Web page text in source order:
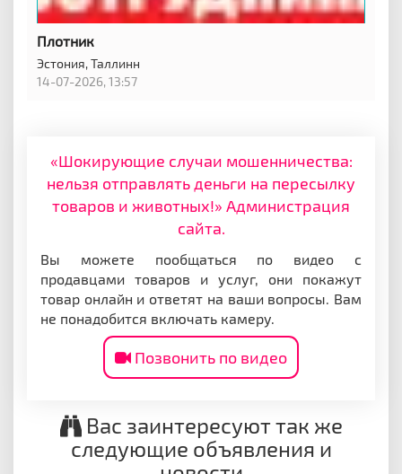
Плотник
Эстония,Таллинн
14-07-2026, 13:57
«Шокирующие случаи мошенничества:
нельзя отправлять деньги на пересылку
товаров и животных!» Администрация
сайта.
Вы можете пообщаться по видео с
продавцами товаров и услуг, они покажут
товар онлайн и ответят на ваши вопросы. Вам
не понадобится включать камеру.
Позвонить по видео
Вас заинтересуют так же
следующие объявления и